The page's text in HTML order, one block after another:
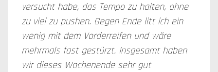
versucht habe, das Tempo zu halten, ohne
zu viel zu pushen. Gegen Ende litt ich ein
wenig mit dem Vorderreifen und wäre
mehrmals fast gestürzt. Insgesamt haben
wir dieses Wochenende sehr gut